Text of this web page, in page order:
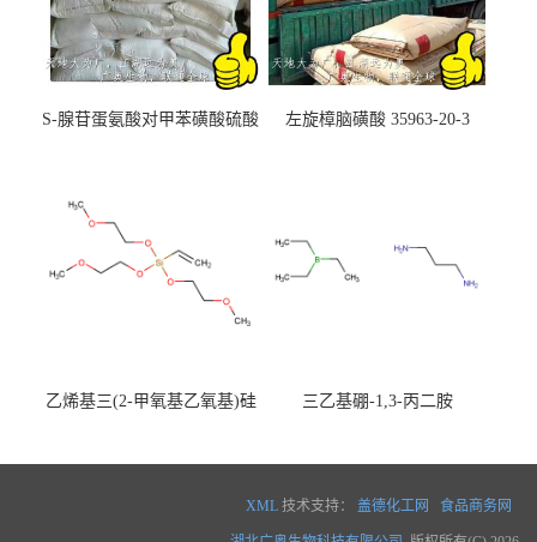
S-腺苷蛋氨酸对甲苯磺酸硫酸
左旋樟脑磺酸 35963-20-3
乙烯基三(2-甲氧基乙氧基)硅
三乙基硼-1,3-丙二胺
XML 技术支持： 盖德化工网 食品商务网